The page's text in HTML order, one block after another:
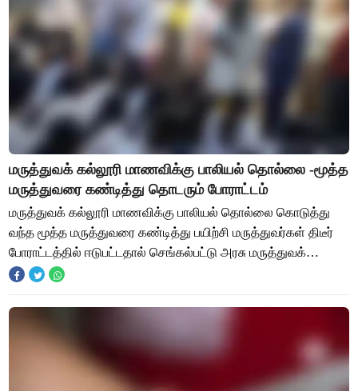
மருத்துவக் கல்லூரி மாணவிக்கு பாலியல் தொல்லை -மூத்த
மருத்துவரை கண்டித்து தொடரும் போராட்டம்
மருத்துவக் கல்லூரி மாணவிக்கு பாலியல் தொல்லை கொடுத்து
வந்த மூத்த மருத்துவரை கண்டித்து பயிற்சி மருத்துவர்கள் திடீர்
போராட்டத்தில் ஈடுபட்டதால் செங்கல்பட்டு அரசு மருத்துவக்
கல்லூரி வளாகத்தில் பெரும் பரபர